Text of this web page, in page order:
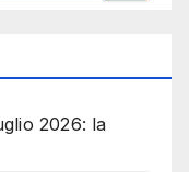
2026: la